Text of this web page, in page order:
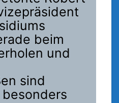
beim
und
sind